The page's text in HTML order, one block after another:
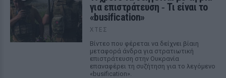
για επιστράτευση ‑ Τι είναι το
«busification»
ΧΤΕΣ
Βίντεο που φέρεται να δείχνει βίαιη
μεταφορά άνδρα για στρατιωτική
επιστράτευση στην Ουκρανία
επαναφέρει τη συζήτηση για το λεγόμενο
«busification».